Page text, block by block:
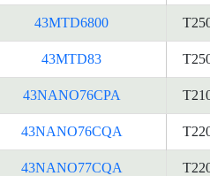
43MTD6800
43MTD83
43NANO76CPA
43NANO76CQA
43NANO77CQA